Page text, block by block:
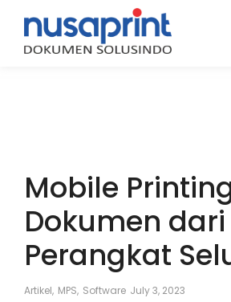
Mobile
Dokumen dari
Perangkat
Artikel, MPS, Software July 3, 2023